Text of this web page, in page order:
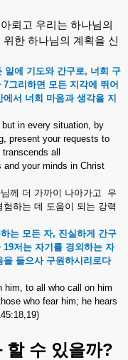
아뢰고 우리는 하나님의
위한 하나님의 계획을 신
일에 기도와 간구로, 너희 구
7그리하면 모든 지각에 뛰어
에서 너희 마음과 생각을 지
in every situation, by
present your requests to
all
and your minds in Christ
께 더 가까이 나아가고
우
험하는 데 도움이 되는 강력
는 모든 자, 진실하게 간구
19저는 자기를 경외하는 자
을 들으사 구원하시리로다
him, to all who call on him
who fear him; he hears
할 수 있을까?